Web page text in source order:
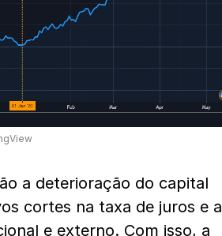
a deterioração do capital
cortes na taxa de juros e a
e externo. Com isso, a